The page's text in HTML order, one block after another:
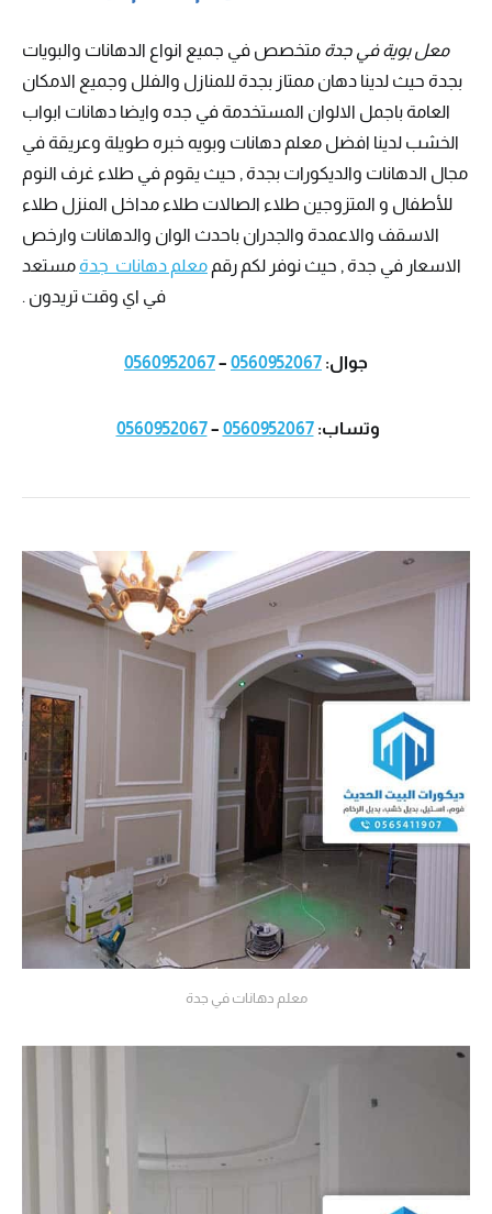
معل بوية في جدة متخصص في جميع انواع الدهانات والبويات
بجدة حيث لدينا دهان ممتاز بجدة للمنازل والفلل وجميع الامكان
العامة باجمل الالوان المستخدمة في جده وايضا دهانات ابواب
الخشب لدينا افضل معلم دهانات وبويه خبره طويلة وعريقة في
مجال الدهانات والديكورات بجدة , حيث يقوم في طلاء غرف النوم
للأطفال و المتزوجين طلاء الصالات طلاء مداخل المنزل طلاء
الاسقف والاعمدة والجدران باحدث الوان والدهانات وارخص
الاسعار في جدة , حيث نوفر لكم رقم معلم دهانات جدة مستعد
في اي وقت تريدون .
جوال: 0560952067
–
0560952067
وتساب:0560952067
–
0560952067
معلم دهانات في جدة